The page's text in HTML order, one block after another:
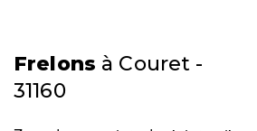
Frelons à Couret -
31160